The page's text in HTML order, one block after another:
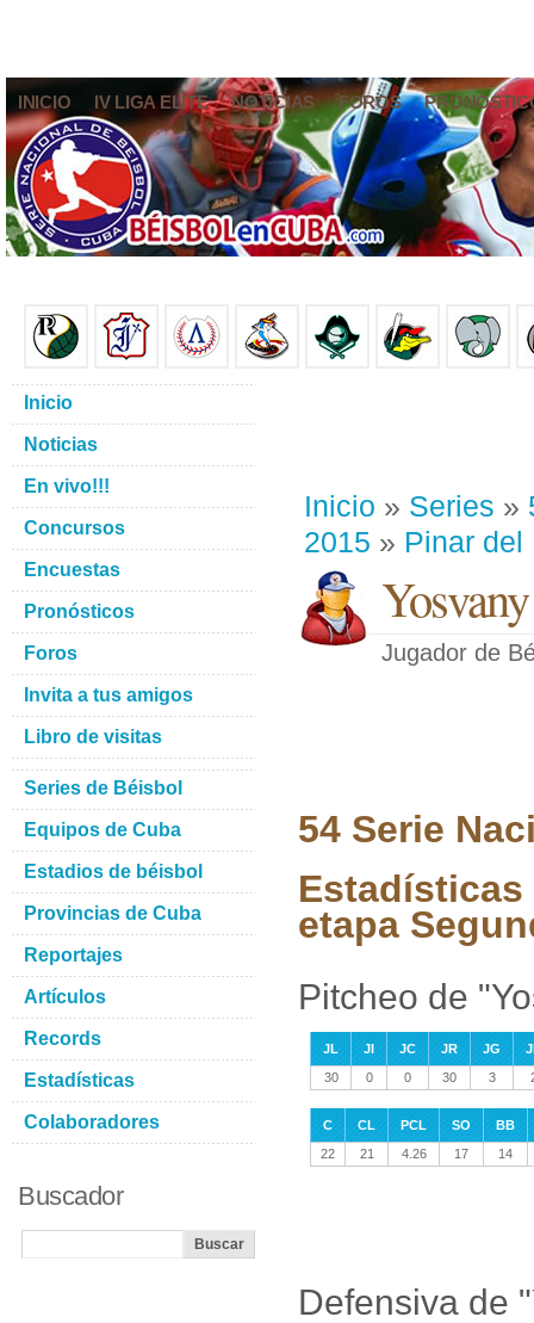
INICIO IV LIGA ELITE NOTICIAS FOROS
Inicio » Series »
2015 » Pinar del
Jugador de
54 Serie
Estadísticas
etapa
Pitcheo de
JL JI JC JR JG
30
0 0 30 3
C CL PCL SO
BB
22
21 4.26 17 14
Defensiva de
Inicio
Noticias
En vivo!!!
Concursos
Encuestas
Pronósticos
Foros
Invita a tus amigos
Libro de visitas
Series de Béisbol
Equipos de Cuba
Estadios de béisbol
Provincias de Cuba
Reportajes
Artículos
Records
Estadísticas
Colaboradores
Buscador